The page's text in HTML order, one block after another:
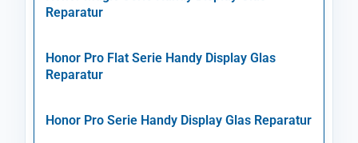
Reparatur
Honor Pro Flat Serie Handy Display Glas
Reparatur
Honor Pro Serie Handy Display Glas Reparatur